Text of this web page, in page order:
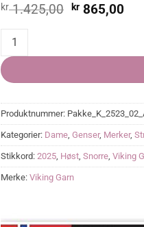
kr1.425,00 Opprinnelig
kr865,00
Soria Genser quantity
Produktnummer:
Kategorier: Dame Genser, Merker,
Stikkord: 2025 Høst Snorre Viking
Merke: Viking Garn